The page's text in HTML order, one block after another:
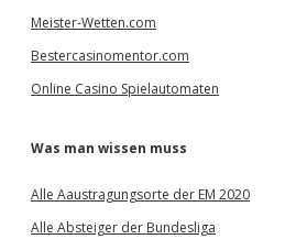
Meister-Wetten.com
Bestercasinomentor.com
Online Casino Spielautomaten
Was man wissen muss
Alle Aaustragungsorte der EM 2020
Alle Absteiger der Bundesliga